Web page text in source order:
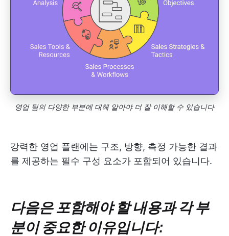
영업 팀의 다양한 부분에 대해 알아야 더 잘 이해할 수 있습니다
강력한 영업 플랜에는 구조, 방향, 측정 가능한 결과
를 제공하는 필수 구성 요소가 포함되어 있습니다.
다음은 포함해야 할 내용과 각 부
분이 중요한 이유입니다: